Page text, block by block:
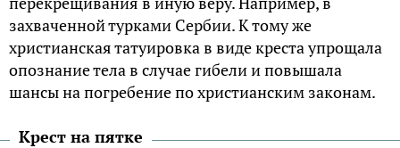
захваченной турками Сербии. К тому же
христианская татуировка в виде креста упрощала
опознание тела в случае гибели и повышала
шансы на погребение по христианским законам.
Крест на пятке